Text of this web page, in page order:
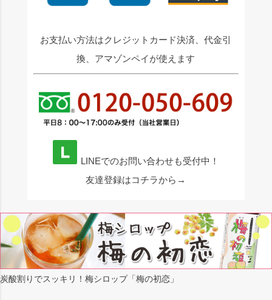
お支払い方法はクレジットカード決済、代金引
換、アマゾンペイが使えます
LINEでのお問い合わせも受付中！
友達登録はコチラから→
炭酸割りでスッキリ！梅シロップ「梅の初恋」